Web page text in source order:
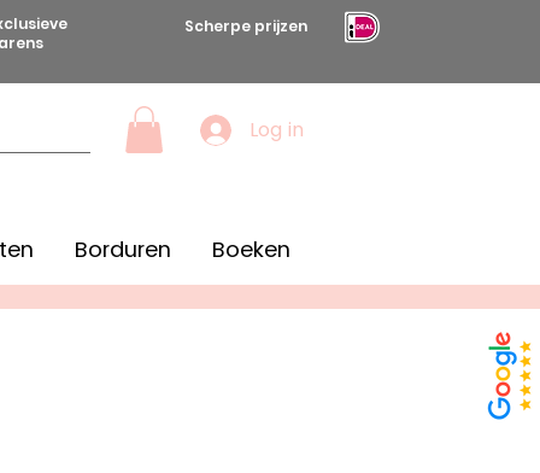
Scherpe prijzen
Log in
Borduren Boeken